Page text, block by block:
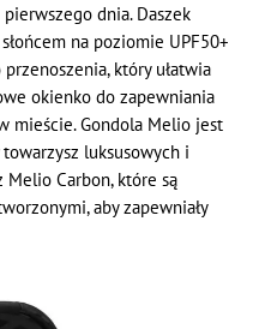
dnia. Daszek
na poziomie UPF50+
który ułatwia
okienko do zapewniania
mieście. Gondola Melio jest
towarzysz luksusowych i
Carbon, które są
aby zapewniały